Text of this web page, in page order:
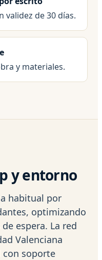
validez de 30 días.
y materiales.
y entorno
habitual por
optimizando
espera. La red
Valenciana
soporte